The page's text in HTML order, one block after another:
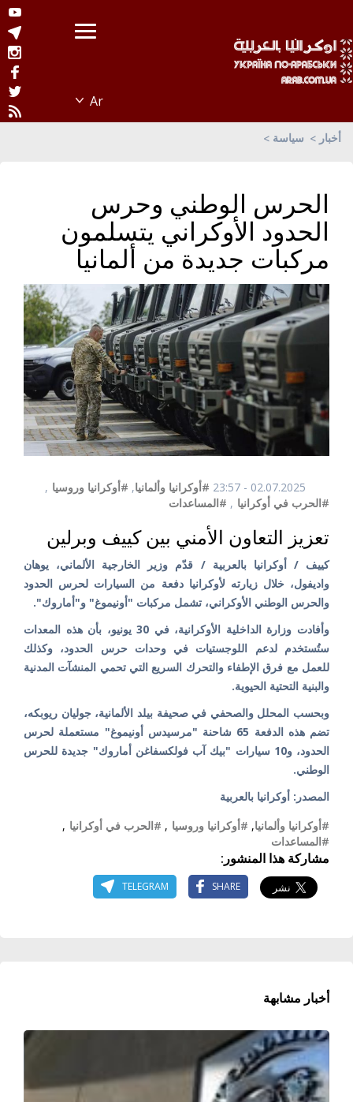
أخبار سياسة
الحرس الوطني وحرس
الحدود الأوكراني يتسلمون
مركبات جديدة من ألمانيا
02.07.2025 - 23:57 #أوكرانيا وألمانيا, #أوكرانيا وروسيا ,
#الحرب في أوكرانيا , #المساعدات
تعزيز التعاون الأمني بين كييف وبرلين
كييف / أوكرانيا بالعربية / قدّم وزير الخارجية الألماني، يوهان
واديفول، خلال زيارته لأوكرانيا دفعة من السيارات لحرس الحدود
والحرس الوطني الأوكراني، تشمل مركبات "أونيموغ" و"أماروك".
وأفادت وزارة الداخلية الأوكرانية، في 30 يونيو، بأن هذه المعدات
ستُستخدم لدعم اللوجستيات في وحدات حرس الحدود، وكذلك
للعمل مع فرق الإطفاء والتحرك السريع التي تحمي المنشآت المدنية
والبنية التحتية الحيوية.
وبحسب المحلل والصحفي في صحيفة بيلد الألمانية، جوليان ريوبكه،
تضم هذه الدفعة 65 شاحنة "مرسيدس أونيموغ" مستعملة لحرس
الحدود، و10 سيارات "بيك آب فولكسفاغن أماروك" جديدة للحرس
الوطني.
المصدر: أوكرانيا بالعربية
#أوكرانيا وألمانيا, #أوكرانيا وروسيا , #الحرب في أوكرانيا ,
#المساعدات
مشاركة هذا المنشور:
SHARE
TELEGRAM
أخبار مشابهة